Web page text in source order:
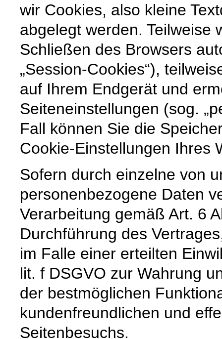
wir Cookies, also kleine
abgelegt werden. Teilweise
Schließen des Browsers
„Session-Cookies“),
auf Ihrem Endgerät und
Seiteneinstellungen (sog.
Fall können Sie die
Cookie-Einstellungen Ihres
Sofern durch einzelne von
personenbezogene Daten
Verarbeitung gemäß Art. 6
Durchführung des
im Falle einer erteilten
lit. f DSGVO zur Wahrung
der bestmöglichen
kundenfreundlichen und
Seitenbesuchs.